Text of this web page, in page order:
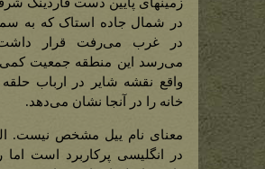
شمال
جاده
استاک)
در شمال جاده استاک که به
در غرب می‌رفت قرار
می‌رسد این منطقه جمعیت کمی
واقع نقشه شایر در ارباب حلقه
خانه را در آنجا نشان می‌دهد.
معنای نام ییل مشخص نیست.
در انگلیسی پرکاربرد است اما